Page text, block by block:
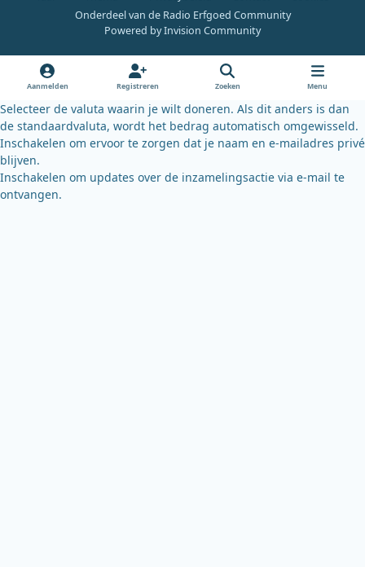
e
o
b
k
y
Onderdeel van de Radio Erfgoed Community
Powered byInvision Community
Aanmelden Registreren Zoeken Menu
Selecteer de valuta waarin je wilt doneren. Als dit anders is dan
de standaardvaluta, wordt het bedrag automatisch omgewisseld.
Inschakelen om ervoor te zorgen dat je naam en e-mailadres privé
blijven.
Inschakelen om updates over de inzamelingsactie via e-mail te
ontvangen.